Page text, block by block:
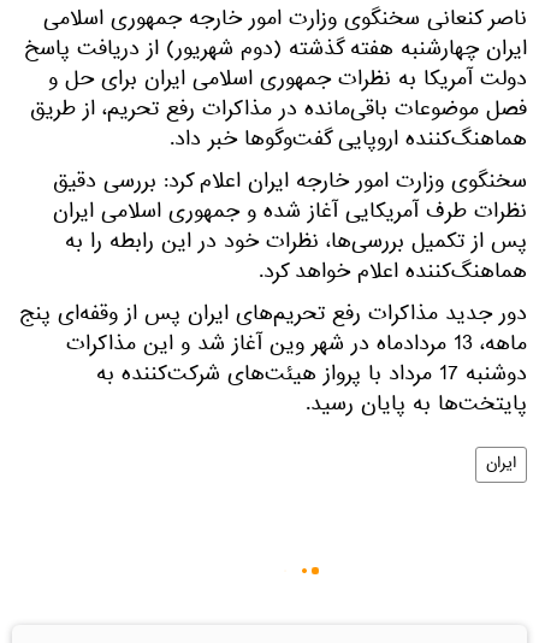
ناصر کنعانی سخنگوی وزارت امور خارجه جمهوری اسلامی
ایران چهارشنبه هفته گذشته (دوم شهریور) از دریافت پاسخ
دولت آمریکا به ‌نظرات جمهوری اسلامی ایران برای حل و
فصل موضوعات باقی‌مانده در مذاکرات رفع تحریم، از طریق
هماهنگ‌کننده اروپایی گفت‌وگوها خبر داد.
سخنگوی وزارت امور خارجه ایران اعلام کرد: بررسی دقیق
نظرات طرف آمریکایی آغاز شده و جمهوری اسلامی ایران
پس از تکمیل بررسی‌ها، نظرات خود در این رابطه را به
هماهنگ‌کننده اعلام خواهد کرد.
دور جدید مذاکرات رفع تحریم‌های ایران پس از وقفه‌ای پنج‌
ماهه، 13 مردادماه در شهر وین آغاز شد و این مذاکرات
دوشنبه 17 مرداد با پرواز هیئت‌های شرکت‌کننده به
پایتخت‌ها به پایان رسید.
ایران